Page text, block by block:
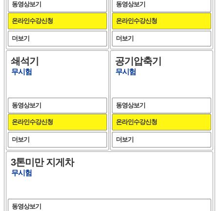
더보기
온라인수강신청
동영상보기
더보기
온라인수강신청
동영상보기
쇄석기
무시험
더보기
온라인수강신청
동영상보기
공기압축기
무시험
더보기
온라인수강신청
동영상보기
3톤미만 지게차
무시험
동영상보기